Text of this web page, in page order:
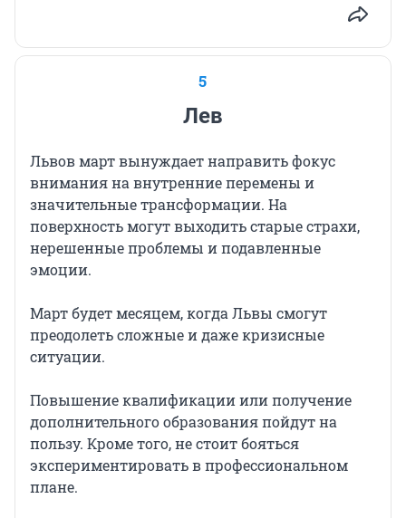
5
Лев
Львов март вынуждает направить фокус
внимания на внутренние перемены и
значительные трансформации. На
поверхность могут выходить старые страхи,
нерешенные проблемы и подавленные
эмоции.
Март будет месяцем, когда Львы смогут
преодолеть сложные и даже кризисные
ситуации.
Повышение квалификации или получение
дополнительного образования пойдут на
пользу. Кроме того, не стоит бояться
экспериментировать в профессиональном
плане.